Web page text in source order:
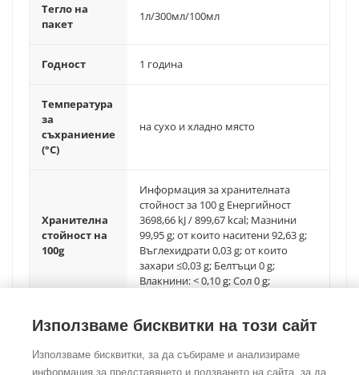
Тегло на
пакет
1л/300мл/100мл
Годност 1 година
Температура
за
съхраниение
(°C)
на сухо и хладно място
Хранителна
стойност на
100g
Информация за хранителната
стойност за 100 g Енергийност
3698,66 kJ / 899,67 kcal; Мазнини
99,95 g; от които наситени 92,63 g;
Въглехидрати 0,03 g; от които
захари ≤0,03 g; Белтъци 0 g;
Влакнини: < 0,10 g; Сол 0 g;
Използваме бисквитки на този сайт
Използваме бисквитки, за да събираме и анализираме
информация за представянето и ползването на сайта, за да